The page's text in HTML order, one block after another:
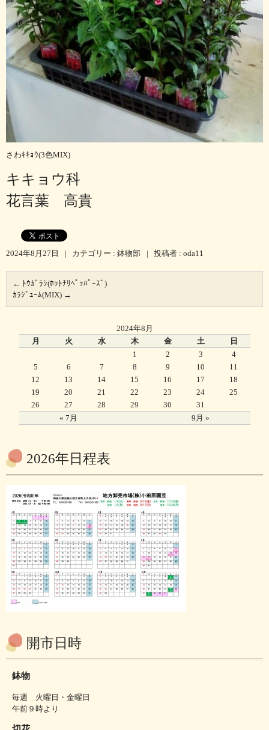
さわｷｷｮｳ(3色MIX)
キキョウ科
花言葉 高貴
2024年8月27日 | カテゴリー : 鉢物部 | 投稿者 : oda11
← ﾄｳｶﾞﾗｼ(ﾎｯﾄﾁﾘﾍﾟｯﾊﾟｰｽﾞ)
ｶﾗｼﾞｭｰﾑ(MIX) →
2024年8月
月
火 水 木 金 土 日
« 7月 9月 »
1 2 3
4
5
6 7 8 9 10
11
12
13 14 15 16 17
18
19
20 21 22 23 24
25
26
27 28 29 30 31
2026年日程表
開市日時
鉢物
毎週 火曜日・金曜日
午前９時より